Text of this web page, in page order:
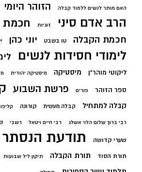
האם מותר לנשים ללמוד קבלה הזוהר היומי
הרב אדם סיני זוגיות חכמת
חכמת הקבלה טו בשבט יוני כהן
לימודי חסידות לנשים
ליקוטי מוהר"ן מיסטיקה מיסטיקה יהודית
ספר הזוהר פורים פרשת השבוע
קבלה למתחיל קבלה מעשית קורונה
רבי ברוך שלום הלוי אשלג רבי חיים ויטאל רשבי
שערי קדושה תודעת הנסתר
תורת הסוד תורת הקבלה תיקון ליל שבועות